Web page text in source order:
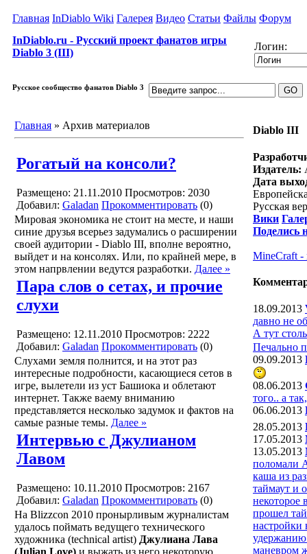
Главная InDiablo Wiki Галерея Видео Статьи Файлы Форум
InDiablo.ru - Русский проект фанатов игры
Diablo 3 (III)
Логин:
Русское сообщество фанатов Diablo 3
Главная » Архив материалов
Рогатый на консоли?
Размещено: 21.11.2010 Просмотров: 2030
Добавил: Galadan Прокомментировать (0)
Мировая экономика не стоит на месте, и наши
синие друзья всерьез задумались о расширении
своей аудитории - Diablo III, вполне вероятно,
выйдет и на консолях. Или, по крайней мере, в
этом напрвлении ведутся разработки. Далее »
Пара слов о сетах, и прочие
слухи
Размещено: 12.11.2010 Просмотров: 2222
Добавил: Galadan Прокомментировать (0)
Слухами земля полнится, и на этот раз
интересные подробности, касающиеся сетов в
игре, вылетели из уст Башиока и облетают
интернет. Также ваему вниманию
представляется несколько задумок и фактов на
самые разные темы. Далее »
Интервью с Джулианом
Лавом
Размещено: 10.11.2010 Просмотров: 2167
Добавил: Galadan Прокомментировать (0)
На Blizzсon 2010 пронырливым журналистам
удалось поймать ведущего технического
художника (technical artist) Джулиана Лава
(Julian Love) и выжать из него некоторую
Diablo III
Издатель:
Дата
Русская
Вики
Поделись
MineCraft -
18.09.2013
давно не
А тут
Печально
09.09.2013
08.06.2013
того.. а
06.06.2013
28.05.2013
17.05.2013
13.05.2013
поломали
каша из
таймаут и
некоторое
прошел
настройки
удержанию
маневром